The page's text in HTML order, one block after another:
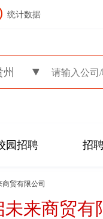
统计数据
州
园招聘 招
贸有限公司
未来商贸有